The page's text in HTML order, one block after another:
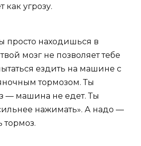
как угрозу.
просто находишься в
мозг не позволяет тебе
ездить на машине с
тормозом. Ты
— машина не едет. Ты
нажимать». А надо —
тормоз.